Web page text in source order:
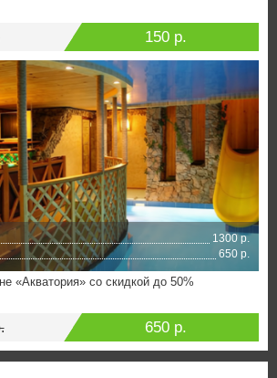
150 р.
1300 р.
650 р.
«Акватория» со скидкой до 50%
650 р.